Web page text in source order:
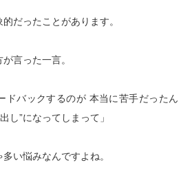
だったことがあります。
言った一言。
ドバックするのが 本当に苦手だったん
し”になってしまって」
い悩みなんですよね。